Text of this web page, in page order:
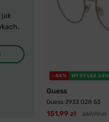
jak
-44% WYSYŁKA 24H
Guess
Guess 2933 028 53
151,99 zł 269,99 zł